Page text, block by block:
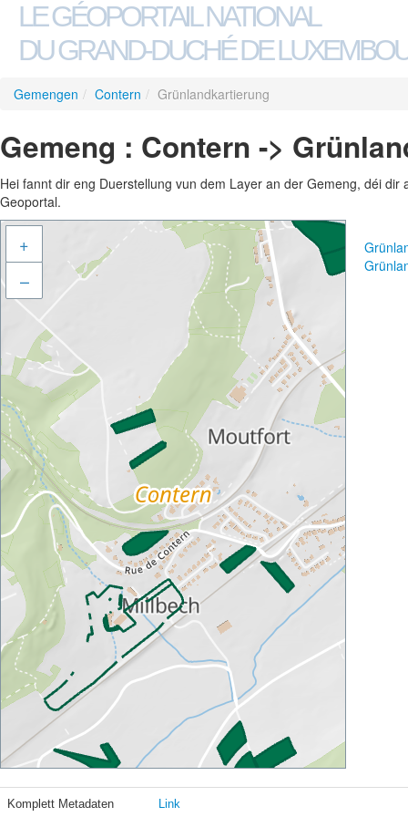
LE GÉOPORTAIL NATIONAL
DU GRAND-DUCHÉ DE
Gemengen / Contern / Grünlandkartierung
Gemeng : Contern ->
Hei fannt dir eng Duerstellung vun dem Layer an der Gemeng, déi
Geoportal.
+
–
Komplett Metadaten Link